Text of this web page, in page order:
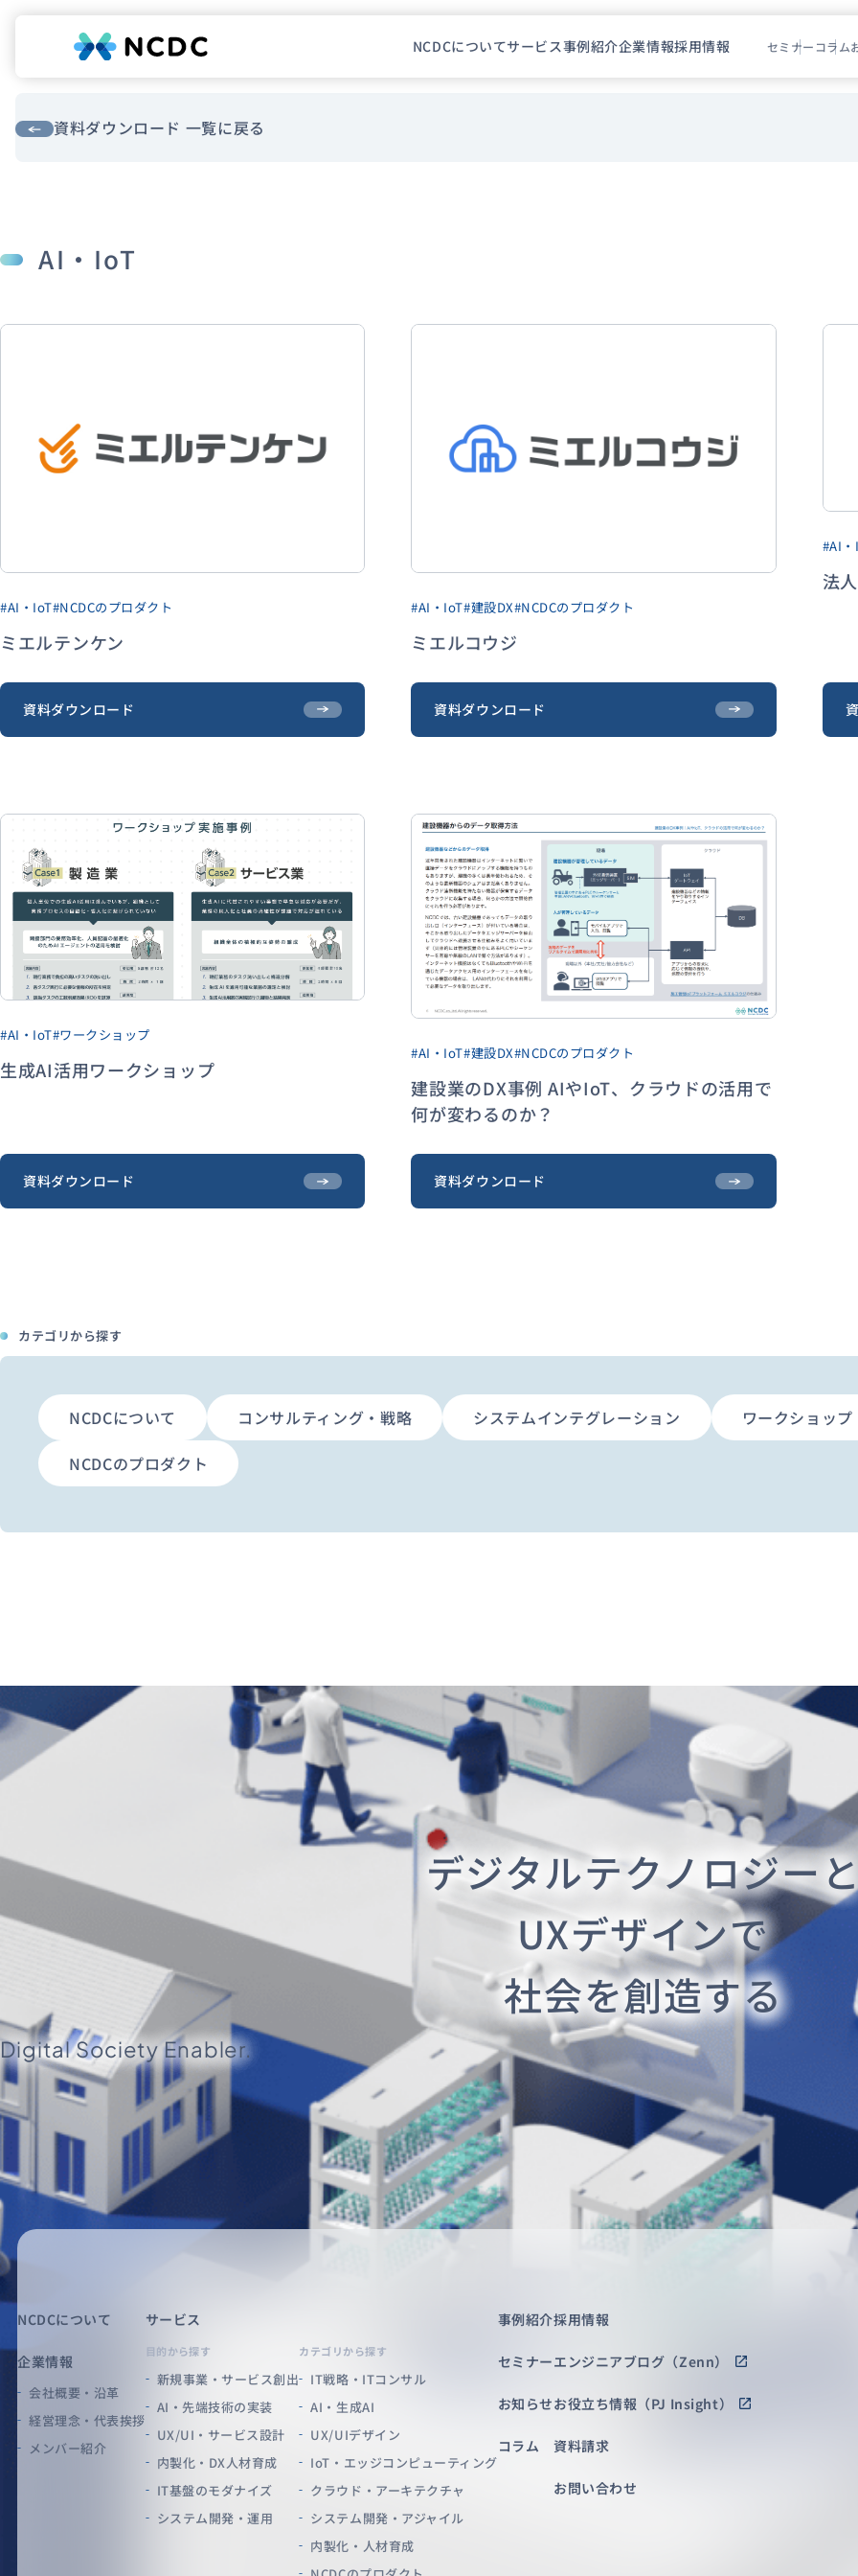
サービス
採用情報
セミナーコラムお知らせ
NCDCについてサービス事例紹介企業情報採用情報 セミナー コラム
資料ダウンロード 一覧に戻る
AI・IoT
#AI・IoT#NCDCのプロダクト
ミエルテンケン
資料ダウンロード
#AI・IoT#建設DX#NCDCのプロダクト
ミエルコウジ
資料ダウンロード
#AI
法
#AI・IoT#ワークショップ
生成AI活用ワークショップ
資料ダウンロード
#AI・IoT#建設DX#NCDCのプロダクト
建設業のDX事例 AIやIoT、クラウドの活用で
何が変わるのか？
資料ダウンロード
カテゴリから探す
NCDCについて コンサルティング・戦略 システムインテグレーション
ワークショップ
NCDCのプロダクト
デジタルテクノロジー
UXデザインで
社会を創造する
Digital Society Enabler.
NCDCについて
企業情報
会社概要・沿革
経営理念・代表挨拶
メンバー紹介
サービス
目的から探す
新規事業・サービス創出
AI・先端技術の実装
UX/UI・サービス設計
内製化・DX人材育成
IT基盤のモダナイズ
システム開発・運用
カテゴリから探す
IT戦略・ITコンサル
AI・生成AI
UX/UIデザイン
IoT・エッジコンピューティング
クラウド・アーキテクチャ
システム開発・アジャイル
内製化・人材育成
事例紹介
セミナー
お知らせ
コラム
採用情報
エンジニアブログ（Zenn）
お役立ち情報（PJ Insight）
資料請求
お問い合わせ